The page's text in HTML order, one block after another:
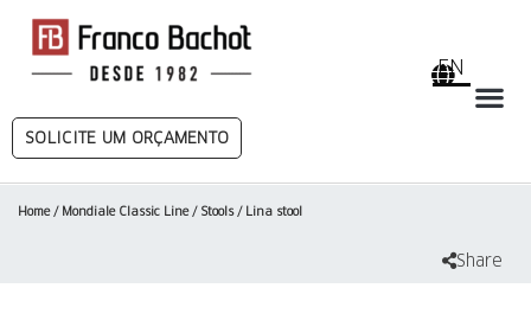
SOLICITE UM ORÇAMENTO
EN
Home/ Mondiale Classic Line/ Stools/ Lina stool
Share